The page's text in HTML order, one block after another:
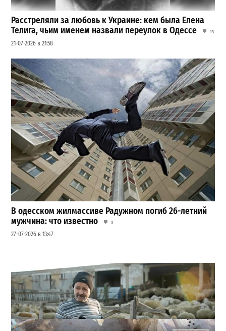
Расстреляли за любовь к Украине: кем была Елена
Телига, чьим именем назвали переулок в Одессе
13
21-07-2026 в 21:58
В одесском жилмассиве Радужном погиб 26-летний
мужчина: что известно
3
27-07-2026 в 13:47
Шезлонги, бунгало и VIP-зоны: сколько придется
заплатить за отдых в Аркадии
21-07-2026 в 19:23
ВИБОР РЕДАКЦИИ